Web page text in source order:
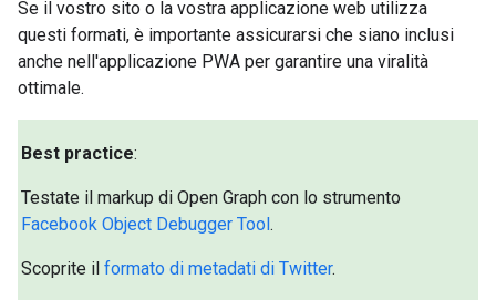
Se il vostro sito o la vostra applicazione web utilizza
questi formati, è importante assicurarsi che siano inclusi
anche nell'applicazione PWA per garantire una viralità
ottimale.
Best practice:
Testate il markup di Open Graph con lo strumento
Facebook Object Debugger Tool.
Scoprite ilformato di metadati di Twitter.